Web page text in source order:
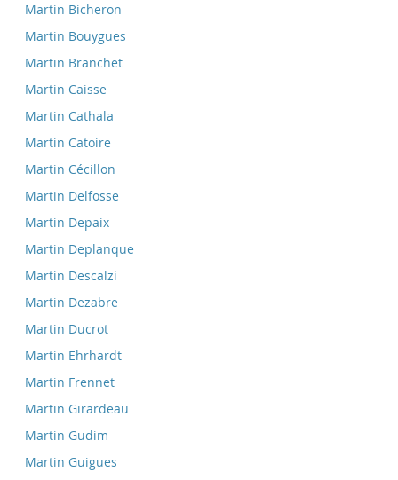
Martin Bicheron
Martin Bouygues
Martin Branchet
Martin Caisse
Martin Cathala
Martin Catoire
Martin Cécillon
Martin Delfosse
Martin Depaix
Martin Deplanque
Martin Descalzi
Martin Dezabre
Martin Ducrot
Martin Ehrhardt
Martin Frennet
Martin Girardeau
Martin Gudim
Martin Guigues